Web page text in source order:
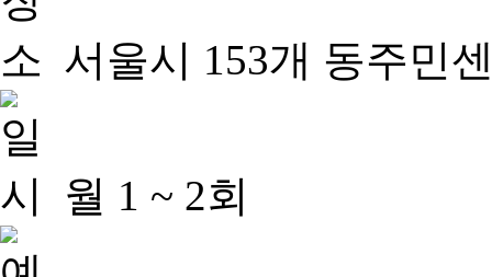
서울시 153개 동주민
월 1 ~ 2회